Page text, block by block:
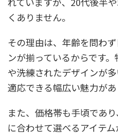
くありません。
その理由は、年齢を問わ
ンが揃っているからです
や洗練されたデザインが
適応できる幅広い魅力があ
また、価格帯も手頃であ
に合わせて選べるアイテ